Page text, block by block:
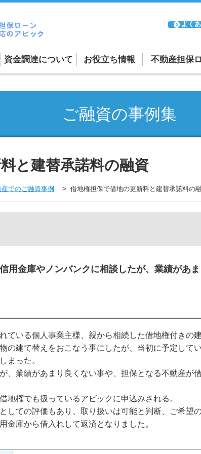
よく
資金調達について
審査が通るか不安な方
お役立ち情報 不動産担保
ご融資の事例集
と建替承諾料の融資
でのご融資事例 借地権担保で借地の更新料と建替承諾料の
用金庫やノンバンクに相談したが、業績があ
ている個人事業主様、親から相続した借地権付きの
の建て替えをおこなう事にしたが、当初に予定して
まった。
、業績があまり良くない事や、担保となる不動産が
地権でも扱っているアビックに申込みされる。
しての評価もあり、取り扱いは可能と判断、ご希望
金庫から借入れして返済となりました。